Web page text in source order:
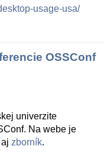
usage-usa/
OSSConf
univerzite
Na webe je
zborník.